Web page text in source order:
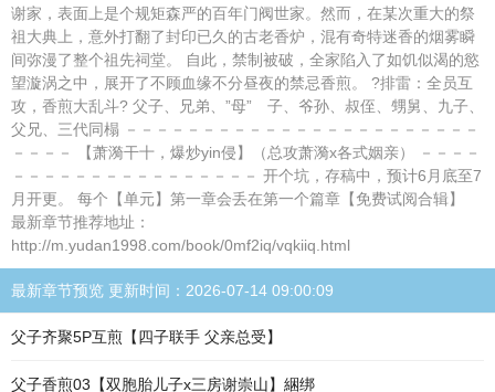
谢家，表面上是个规矩森严的百年门阀世家。然而，在某次重大的祭
祖大典上，意外打翻了封印已久的古老香炉，混有奇特迷香的烟雾瞬
间弥漫了整个祖先祠堂。 自此，禁制被破，全家陷入了如饥似渴的慾
望漩涡之中，展开了不顾血缘不分昼夜的禁忌香煎。 ?排雷：全员互
攻，香煎大乱斗? 父子、兄弟、”母” 子、爷孙、叔侄、甥舅、九子、
父兄、三代同榻 －－－－－－－－－－－－－－－－－－－－－－－
－－－－ 【萧漪干十，爆炒yin侵】（总攻萧漪x各式姻亲） －－－－
－－－－－－－－－－－－－－－－ 开个坑，存稿中，预计6月底至7
月开更。 每个【单元】第一章会丢在第一个篇章【免费试阅合辑】
最新章节推荐地址：
http://m.yudan1998.com/book/0mf2iq/vqkiiq.html
最新章节预览 更新时间：2026-07-14 09:00:09
父子齐聚5P互煎【四子联手 父亲总受】
父子香煎03【双胞胎儿子x三房谢崇山】綑绑